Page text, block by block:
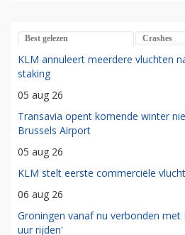
Best gelezen Crashes
KLM annuleert meerdere vluchten
staking
05 aug 26
Transavia opent komende winter
Brussels Airport
05 aug 26
KLM stelt eerste commerciële
06 aug 26
Groningen vanaf nu verbonden met
uur rijden'